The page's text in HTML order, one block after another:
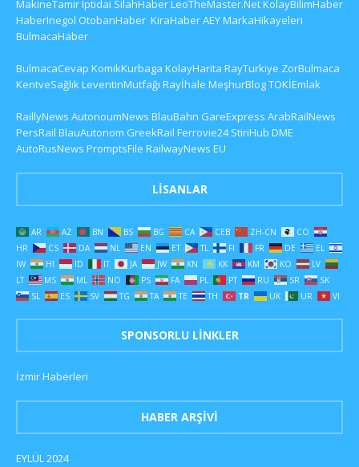
MakineTamirIptidai SilahHaberLeoTheMaster.NetKolayBilimHaber
HaberInegol OtobanHaber KiraHaberAEYMarkaHikayeleri
BulmacaHaber
BulmacaCevap KomikKurbaga KolayHarita RayTurkiye ZorBulmaca
KentveSağlıkLeventinMutfağı Rayİhale MeşhurBlogTOKİEmlak
RaillyNews AutonoumNews BlauBahn GareExpress ArabRailNews
PersRail BlauAutonom GreekRail Ferrovie24 StiriHub DME
AutoRusNews PromptsFile RailwayNews EU
LISANLAR
AR AZ BN BS BG CA CEB ZH-CN
CO
HR
CS DA NL EN ET TL FI FR DE
EL
IW
HI ID IT JA JW KN KK KM KO
LV
LT
MS ML NO PS FA PL PT RU SR
SK
SL
ES SV TG TA TE TH TR UK UR VI
SPONSORLU LINKLER
İzmir Haberleri
HABER ARŞIVI
EYLÜL 2024